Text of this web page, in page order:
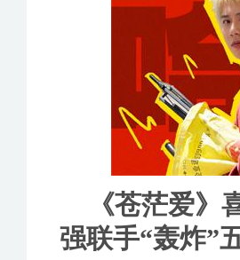
《苍茫爱
强联手“轰炸”